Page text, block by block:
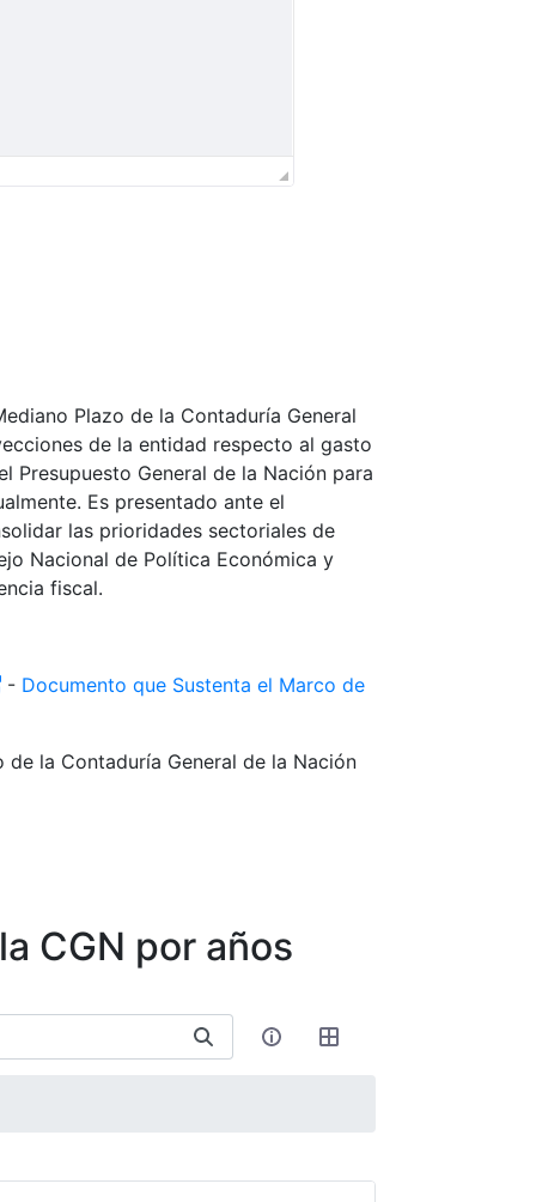
Plazo de la Contaduría General
de la entidad respecto al gasto
General de la Nación para
Es presentado ante el
las prioridades sectoriales de
Nacional de Política Económica y
fiscal.
- Documento que Sustenta el Marco de
la Contaduría General de la Nación
CGN por años